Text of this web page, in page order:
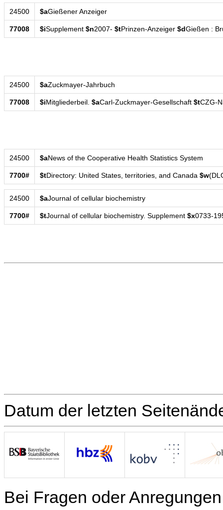
24500 $aGießener Anzeiger
77008 $iSupplement $n2007- $tPrinzen-Anzeiger $dGießen :
24500 $aZuckmayer-Jahrbuch
77008 $iMitgliederbeil. $aCarl-Zuckmayer-Gesellschaft $tCZG-
24500 $aNews of the Cooperative Health Statistics System
7700# $tDirectory: United States, territories, and Canada $w
24500 $aJournal of cellular biochemistry
7700# $tJournal of cellular biochemistry. Supplement $x0733-
Datum der letzten
Bei Fragen oder